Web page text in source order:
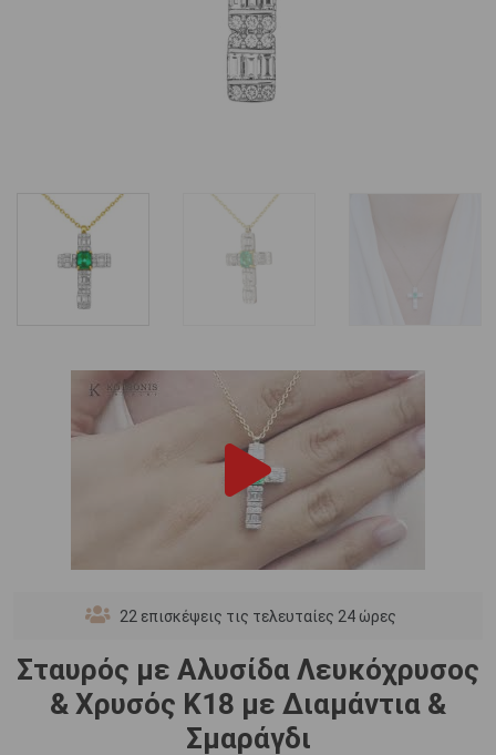
22 επισκέψεις τις τελευταίες 24 ώρες
Σταυρός με Αλυσίδα Λευκόχρυσος
& Χρυσός K18 με Διαμάντια &
Σμαράγδι